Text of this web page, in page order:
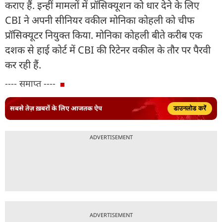
कराए हैं. इन्हीं मामलों में प्रॉसिक्यूशन को धार देने के लिए
CBI ने अपनी सीनियर वकील मोनिका कोहली को चीफ
प्रॉसिक्यूटर नियुक्त किया. मोनिका कोहली बीते करीब एक
दशक से हाई कोर्ट में CBI की रिटेनर वकील के तौर पर पैरवी
कर रही हैं.
---- समाप्त ----
सबसे तेज़ ख़बरों के लिए आजतक ऐप डाउनलोड करें
ADVERTISEMENT
ADVERTISEMENT